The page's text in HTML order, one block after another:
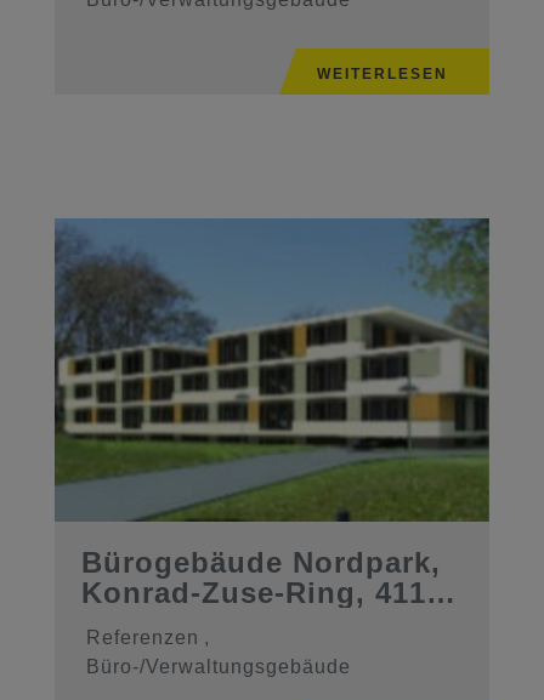
WEITERLESEN
Bürogebäude Nordpark,
Konrad-Zuse-Ring, 41179
Mönc ...
Referenzen ,
Büro-/Verwaltungsgebäude